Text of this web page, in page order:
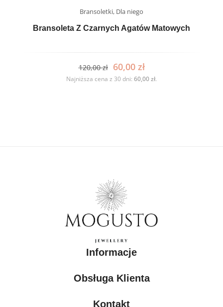
Bransoletki, Dla niego
Bransoleta Z Czarnych Agatów Matowych
120,00zł 60,00 zł
Najniższa cena z 30 dni: 60,00zł.
Informacje
Obsługa Klienta
Kontakt